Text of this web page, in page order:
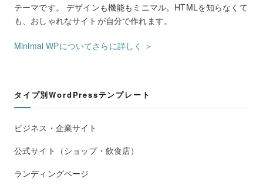
テーマです。 デザインも機能もミニマル。HTMLを知らなくて
も、おしゃれなサイトが自分で作れます。
Minimal WPについてさらに詳しく ＞
タイプ別WordPressテンプレート
ビジネス・企業サイト
公式サイト（ショップ・飲食店）
ランディングページ